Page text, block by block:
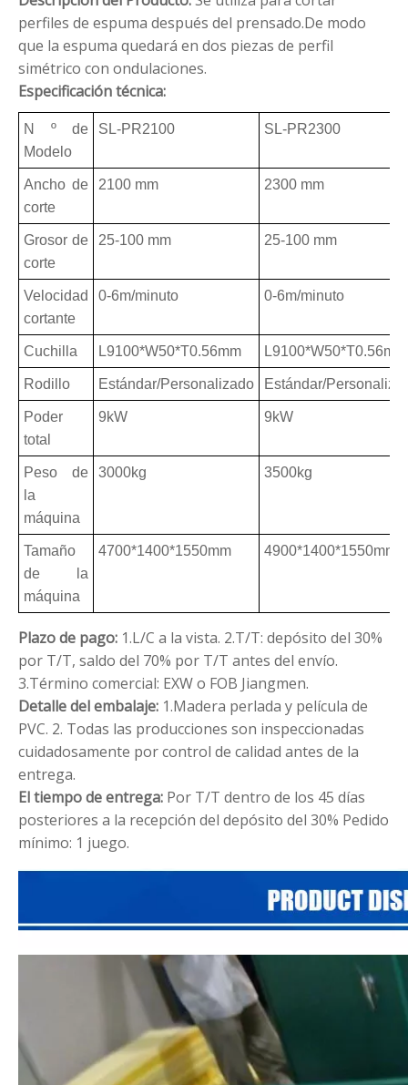
perfiles de espuma después del prensado.De modo
que la espuma quedará en dos piezas de perfil
simétrico con ondulaciones.
Especificación técnica:
N º de
Modelo
SL-PR2100 SL-PR2300
Ancho de
corte
2100 mm 2300 mm
Grosor de
corte
25-100 mm 25-100 mm
Velocidad
cortante
0-6m/minuto 0-6m/minuto
Cuchilla L9100*W50*T0.56mm L9100*W50*T0.56mm
Rodillo Estándar/Personalizado Estándar/
Poder
total
9kW 9kW
Peso de
la
máquina
3000kg 3500kg
Tamaño
de la
máquina
4700*1400*1550mm 4900*1400*1550mm
Plazo de pago: 1.L/C a la vista. 2.T/T: depósito del 30%
por T/T, saldo del 70% por T/T antes del envío.
3.Término comercial: EXW o FOB Jiangmen.
Detalle del embalaje: 1.Madera perlada y película de
PVC. 2. Todas las producciones son inspeccionadas
cuidadosamente por control de calidad antes de la
entrega.
El tiempo de entrega: Por T/T dentro de los 45 días
posteriores a la recepción del depósito del 30% Pedido
mínimo: 1 juego.